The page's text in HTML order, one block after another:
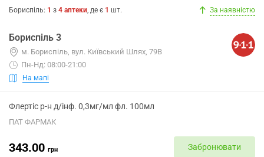
Бориспіль: 1 з 4 аптеки, де є 1 шт. За наявністю
Бориспіль 3
м. Бориспіль, вул. Київський Шлях, 79В
Пн-Нд: 08:00-21:00
На мапі
Флертіс р-н д/інф. 0,3мг/мл фл. 100мл
ПАТ ФАРМАК
343.00 грн Забронювати